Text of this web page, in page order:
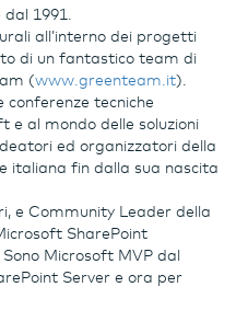
dal 1991.
all’interno dei progetti
di un fantastico team di
(www.greenteam.it).
conferenze tecniche
e al mondo delle soluzioni
ed organizzatori della
italiana fin dalla sua nascita
e Community Leader della
SharePoint
Sono Microsoft MVP dal
Server e ora per